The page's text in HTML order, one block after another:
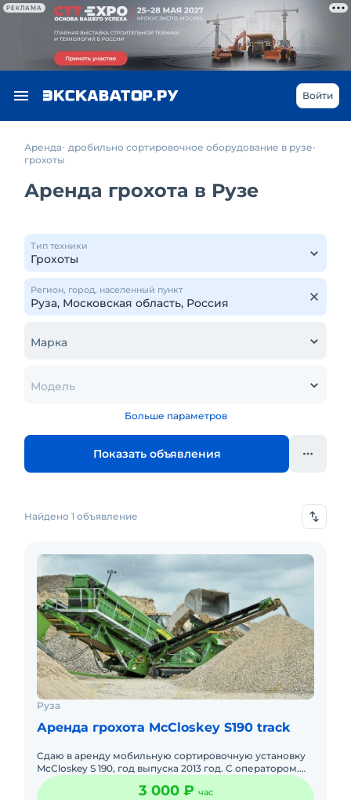
РЕКЛАМА
Войти
Аренда дробильно сортировочное оборудование в рузе
грохоты
Аренда грохота в Рузе
Тип техники
Регион, город, населенный пункт
Марка
Модель
Больше параметров
Показать объявления
Найдено 1 объявление
Руза
Аренда грохота McCloskey S190 track
Сдаю в аренду мобильную сортировочную установку
McCloskey S 190, год выпуска 2013 год. С оператором.
Долгосрочная аренда. Сейчас свободна. Все условия
обговарив
3 000 ₽ час